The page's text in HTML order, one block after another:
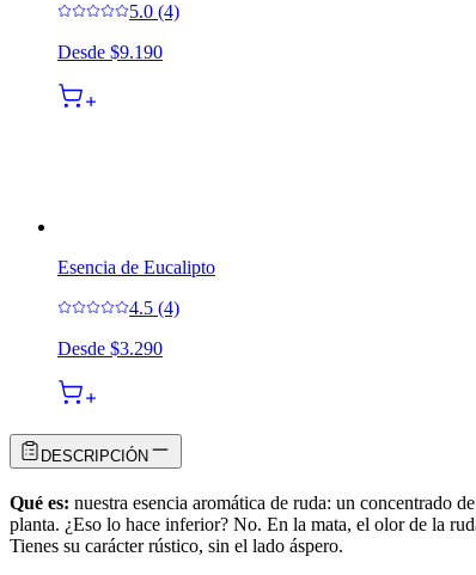
5.0 (4)
Desde $9.190
Esencia de Eucalipto
4.5 (4)
Desde $3.290
DESCRIPCIÓN
Qué es: nuestra esencia aromática de ruda: un concentrado
planta. ¿Eso lo hace inferior? No. En la mata, el olor de la
Tienes su carácter rústico, sin el lado áspero.